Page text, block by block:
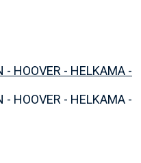
- HOOVER - HELKAMA -
- HOOVER - HELKAMA -